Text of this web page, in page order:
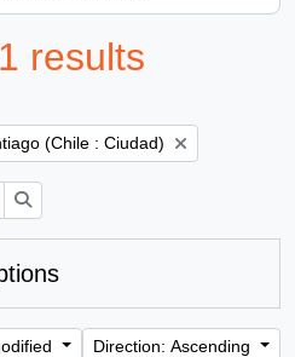
results
filter:
(Chile : Ciudad)
Direction: Ascending